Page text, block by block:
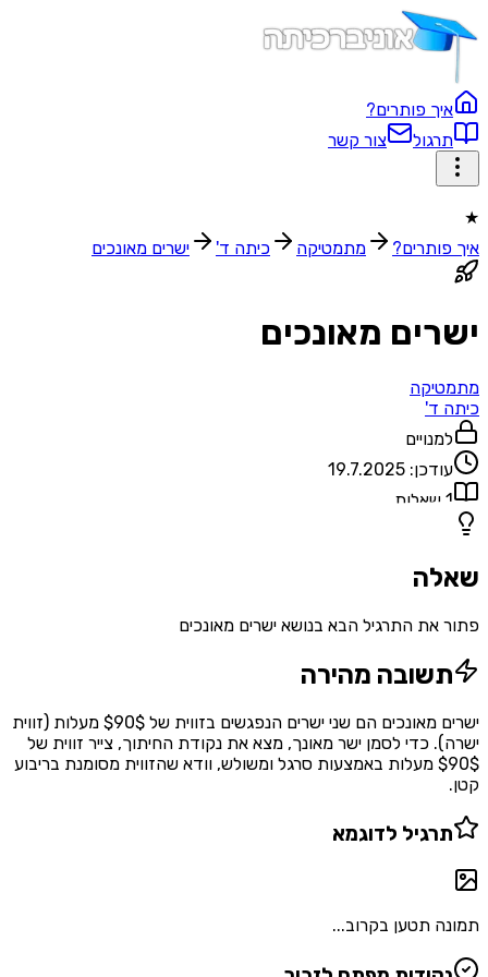
איך פותרים?
תרגול
צור קשר
★
איך פותרים?
מתמטיקה כיתה ד' ישרים מאונכים
ישרים מאונכים
מתמטיקה
כיתה ד'
למנויים
עודכן: 19.7.2025
1 שאלות
שאלה
פתור את התרגיל הבא בנושא ישרים מאונכים
תשובה מהירה
ישרים מאונכים הם שני ישרים הנפגשים בזווית של $90$ מעלות (זווית
ישרה). כדי לסמן ישר מאונך, מצא את נקודת החיתוך, צייר זווית של
$90$ מעלות באמצעות סרגל ומשולש, וודא שהזווית מסומנת בריבוע
קטן.
תרגיל לדוגמא
תמונה תטען בקרוב...